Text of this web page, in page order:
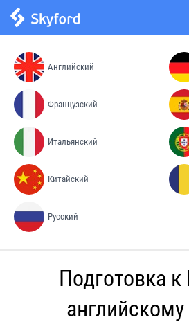
О школе
Бюро
Преподаватели
Цены
Контакты
Английский
Французский
Итальянский
Китайский
Русский
Подготовка